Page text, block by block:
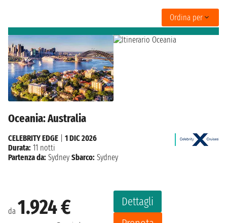
Ordina per
Oceania: Australia
da 1.924 €
Dettagli
CELEBRITY EDGE
1 DIC 2026
Durata: 11 notti
Partenza da: Sydney Sbarco: Sydney